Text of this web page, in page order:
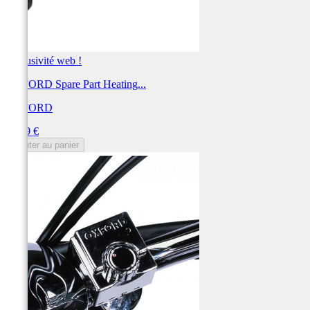
Exclusivité web !
OXFORD Spare Part Heating...
OXFORD
41,99 €
Ajouter au panier